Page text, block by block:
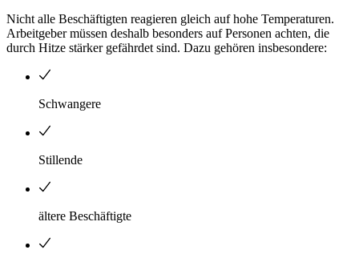
Nicht alle Beschäftigten reagieren gleich auf hohe Temperaturen.
Arbeitgeber müssen deshalb besonders auf Personen achten, die
durch Hitze stärker gefährdet sind. Dazu gehören insbesondere:
Schwangere
Stillende
ältere Beschäftigte